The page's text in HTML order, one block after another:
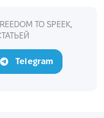
TO SPEEK,
Telegram